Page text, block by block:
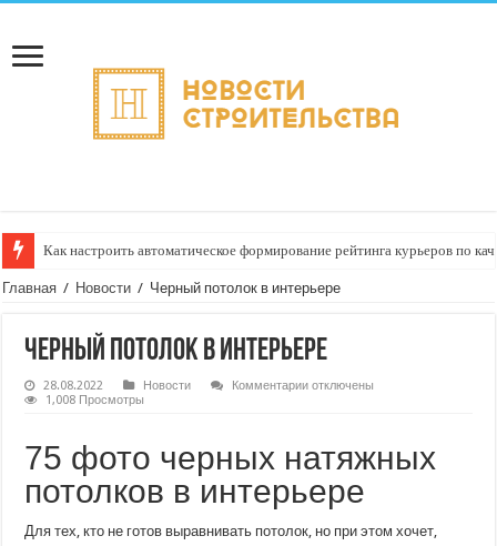
Как настроить автоматическое формирование рейтинга курьеров по
Главная / Новости / Черный потолок в интерьере
Черный потолок в интерьере
28.08.2022 Новости Комментариик
интерьере
отключены
1,008 Просмотры
75 фото черных натяжных
потолков в интерьере
Для тех, кто не готов выравнивать потолок, но при этом хочет,